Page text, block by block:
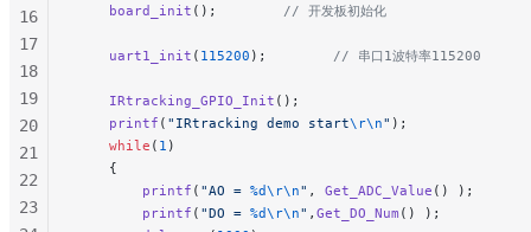
    board_init
();
        // 开发板初始化
    uart1_init
( 115200 );
        // 串口1波特率115200
    IRtracking_GPIO_Init
();
    printf
( "IRtracking demo start\r\n" );
    while
( 1 )
    {
        printf
( "AO = %d\r\n" , Get_ADC_Value () );
        printf
( "DO = %d\r\n" , Get_DO_Num () );
16
17
18
19
20
21
22
23